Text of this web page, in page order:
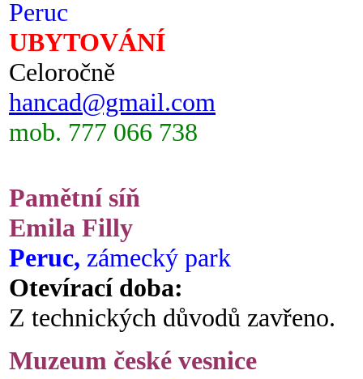
Peruc
UBYTOVÁNÍ
Celoročně
hancad@gmail.com
mob. 777 066 738
Pamětní síň
Emila Filly
Peruc, zámecký park
Otevírací doba:
Z technických důvodů zavřeno.
Muzeum české vesnice